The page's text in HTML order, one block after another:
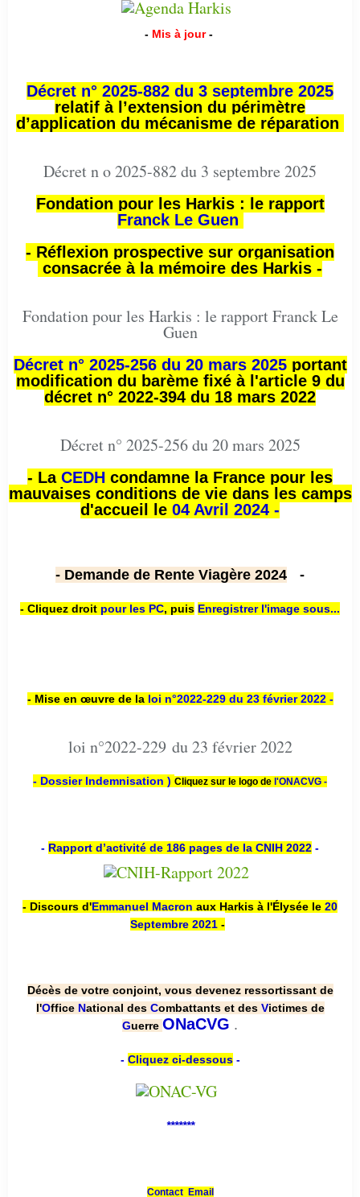
- Mis à jour -
Décret n° 2025-882 du 3 septembre 2025
relatif à l’extension du périmètre
d’application du mécanisme de réparation
Décret n o 2025-882 du 3 septembre 2025
Fondation pour les Harkis : le rapport
Franck Le Guen
- Réflexion prospective sur organisation
consacrée à la mémoire des Harkis -
Fondation pour les Harkis : le rapport Franck Le
Guen
Décret n° 2025-256 du 20 mars 2025portant
modification du barème fixé à l'article 9 du
décret n° 2022-394 du 18 mars 2022
Décret n° 2025-256 du 20 mars 2025
- La CEDH condamne la France pour les
mauvaises conditions de vie dans les camps
d'accueil le 04 Avril 2024 -
- Demande de Rente Viagère 2024 -
- Cliquez droit pour les PC, puis Enregistrer l'image sous...
- Mise en œuvre de la loi n°2022-229 du 23 février 2022 -
loi n°2022-229 du 23 février 2022
- Dossier Indemnisation ) Cliquez sur le logo de l'ONACVG -
- Rapport d’activité de 186 pages de la CNIH 2022 -
- Discours d'Emmanuel Macron aux Harkis à l'Élysée le 20
Septembre 2021 -
Décès de votre conjoint, vous devenez ressortissant de
l'Office National des Combattants et des Victimes de
Guerre ONaCVG .
- Cliquez ci-dessous-
*******
Contact Email